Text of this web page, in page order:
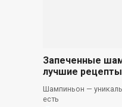
Запеченные
лучшие
Шампиньон —
есть